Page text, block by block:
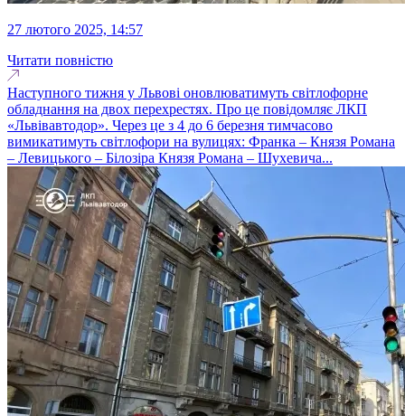
27 лютого 2025, 14:57
Читати повністю
Наступного тижня у Львові оновлюватимуть світлофорне
обладнання на двох перехрестях. Про це повідомляє ЛКП
«Львівавтодор». Через це з 4 до 6 березня тимчасово
вимикатимуть світлофори на вулицях: Франка – Князя Романа
– Левицького – Білозіра Князя Романа – Шухевича...